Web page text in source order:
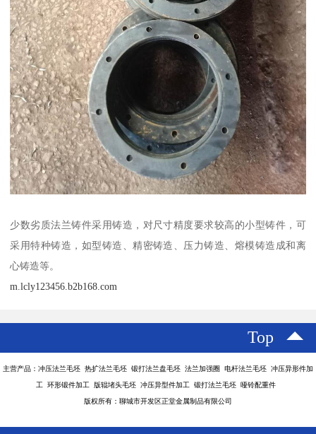
少数劣质法兰铸件采用铸造，对尺寸精度要求较高的小型铸件，可
采用特种铸造，如型铸造、精密铸造、压力铸造、熔模铸造成和离
心铸造等。
m.lcly123456.b2b168.com
Top
主营产品：冲压法兰毛坯 热扩法兰毛坯 锻打法兰盘毛坯 法兰加强圈 电杆法兰毛坯 冲压异形件加
工 环形锻件加工 版辊堵头毛坯 冲压异型件加工 锻打法兰毛坯 哑铃配重件
版权所有：聊城市开发区正堂金属制品有限公司